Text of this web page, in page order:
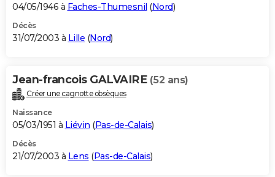
04/05/1946 à Faches-Thumesnil (Nord)
Décès
31/07/2003 à Lille (Nord)
Jean-francois GALVAIRE (52 ans)
Créer une cagnotte obsèques
Naissance
05/03/1951 à Liévin (Pas-de-Calais)
Décès
21/07/2003 à Lens (Pas-de-Calais)